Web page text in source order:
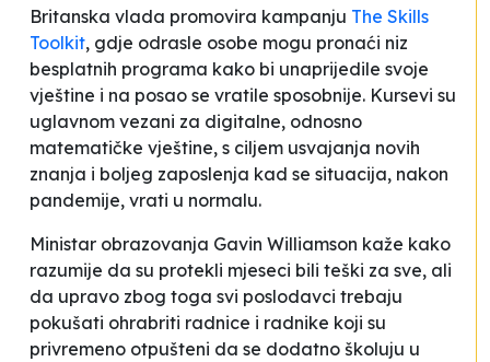
Britanska vlada promovira kampanju The Skills
Toolkit, gdje odrasle osobe mogu pronaći niz
besplatnih programa kako bi unaprijedile svoje
vještine i na posao se vratile sposobnije. Kursevi su
uglavnom vezani za digitalne, odnosno
matematičke vještine, s ciljem usvajanja novih
znanja i boljeg zaposlenja kad se situacija, nakon
pandemije, vrati u normalu.
Ministar obrazovanja Gavin Williamson kaže kako
razumije da su protekli mjeseci bili teški za sve, ali
da upravo zbog toga svi poslodavci trebaju
pokušati ohrabriti radnice i radnike koji su
privremeno otpušteni da se dodatno školuju u